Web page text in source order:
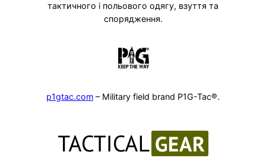
тактичного і польового одягу, взуття та
спорядження.
p1gtac.com – Military field brand P1G-Tac®.